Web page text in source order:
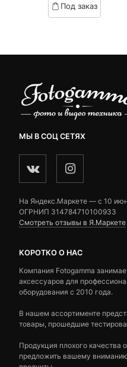
onПод заказ
МЫ В СОЦ СЕТЯХ
На Яндекс.Маркете — c 10
ОГРНИП 314784710100933
Смотреть отзывы в Я.Маркете
КОРОТКО О НАС
Компания Fotogamma
аксессуаров для
оборудования с 2010 года.
В нашем ассортименте
товары, прошедшие
Продукция плохого качества
предложить вашему